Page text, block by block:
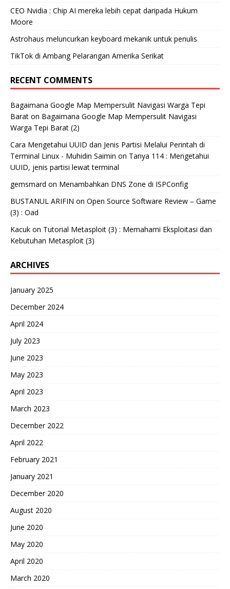
CEO Nvidia : Chip AI mereka lebih cepat daripada Hukum
Moore
Astrohaus meluncurkan keyboard mekanik untuk penulis
TikTok di Ambang Pelarangan Amerika Serikat
RECENT COMMENTS
Bagaimana Google Map Mempersulit Navigasi Warga Tepi
Barat on Bagaimana Google Map Mempersulit Navigasi
Warga Tepi Barat (2)
Cara Mengetahui UUID dan Jenis Partisi Melalui Perintah di
Terminal Linux - Muhidin Saimin on Tanya 114 : Mengetahui
UUID, jenis partisi lewat terminal
gemsmard on Menambahkan DNS Zone di ISPConfig
BUSTANUL ARIFIN on Open Source Software Review – Game
(3) : Oad
Kacuk on Tutorial Metasploit (3) : Memahami Eksploitasi dan
Kebutuhan Metasploit (3)
ARCHIVES
January 2025
December 2024
April 2024
July 2023
June 2023
May 2023
April 2023
March 2023
December 2022
April 2022
February 2021
January 2021
December 2020
August 2020
June 2020
May 2020
April 2020
March 2020